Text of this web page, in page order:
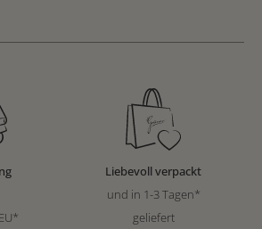
Liebevoll verpackt
und in 1-3 Tagen*
geliefert